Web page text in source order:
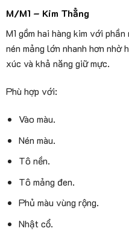
M/M1 – Kim Thẳng
M1 gồm hai hàng kim với
nén mảng lớn nhanh hơn nhờ
xúc và khả năng giữ mực.
Phù hợp với:
Vào màu.
Nén màu.
Tô nền.
Tô mảng đen.
Phủ màu vùng rộng.
Nhật cổ.